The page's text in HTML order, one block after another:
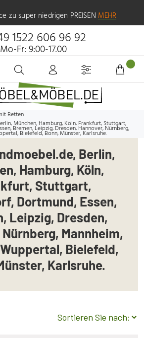
zu super niedrigen PREISEN MEHR
1522 606 96 92
Mo-Fr: 9:00-17.00
Betten
München, Hamburg, Köln, Frankfurt, Stuttgart,
Bremen, Leipzig, Dresden, Hannover, Nürnberg,
Bielefeld, Bonn, Münster, Karlsruhe.
Berlin,
Hamburg, Köln,
Stuttgart,
Dortmund, Essen,
Leipzig, Dresden,
Mannheim,
Bielefeld,
Karlsruhe.